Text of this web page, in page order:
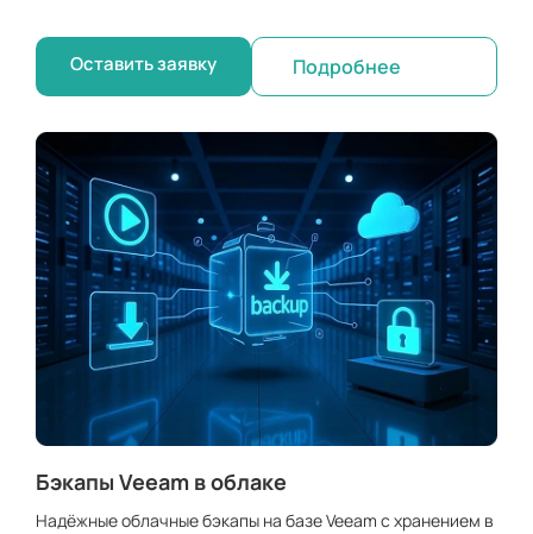
Оставить заявку Подробнее
Бэкапы Veeam в облаке
Надёжные облачные бэкапы на базе Veeam с хранением в